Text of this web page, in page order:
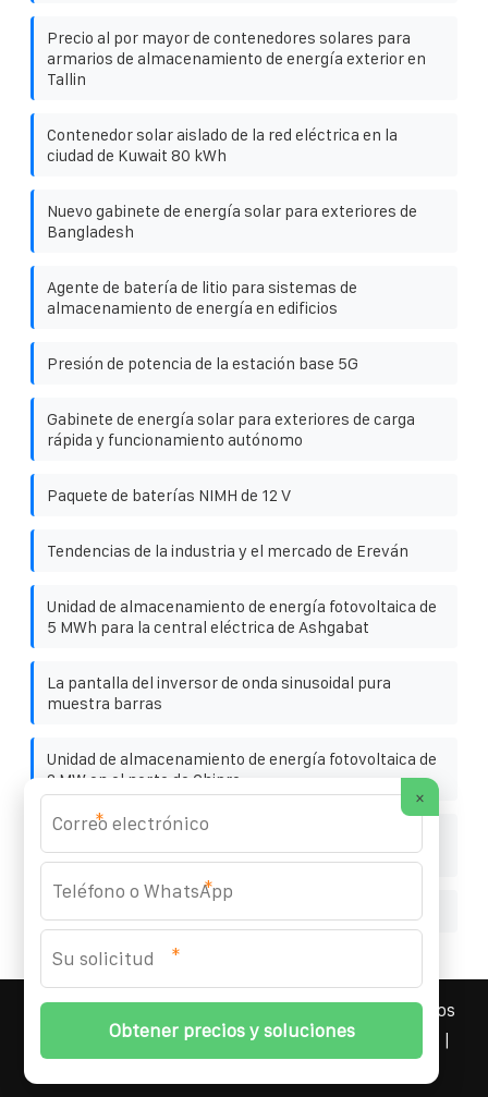
Precio al por mayor de contenedores solares para
armarios de almacenamiento de energía exterior en
Tallin
Contenedor solar aislado de la red eléctrica en la
ciudad de Kuwait 80 kWh
Nuevo gabinete de energía solar para exteriores de
Bangladesh
Agente de batería de litio para sistemas de
almacenamiento de energía en edificios
Presión de potencia de la estación base 5G
Gabinete de energía solar para exteriores de carga
rápida y funcionamiento autónomo
Paquete de baterías NIMH de 12 V
Tendencias de la industria y el mercado de Ereván
Unidad de almacenamiento de energía fotovoltaica de
5 MWh para la central eléctrica de Ashgabat
La pantalla del inversor de onda sinusoidal pura
muestra barras
Unidad de almacenamiento de energía fotovoltaica de
2 MW en el norte de Chipre
Fabricante de sistemas de control de temperatura
para almacenamiento de energía en Manila
YOUFOTO INDUSTRIAL SOLAR
2026 Todos los
derechos reservados. | Teléfono:+34 91 527 43 18
×
*
*
*